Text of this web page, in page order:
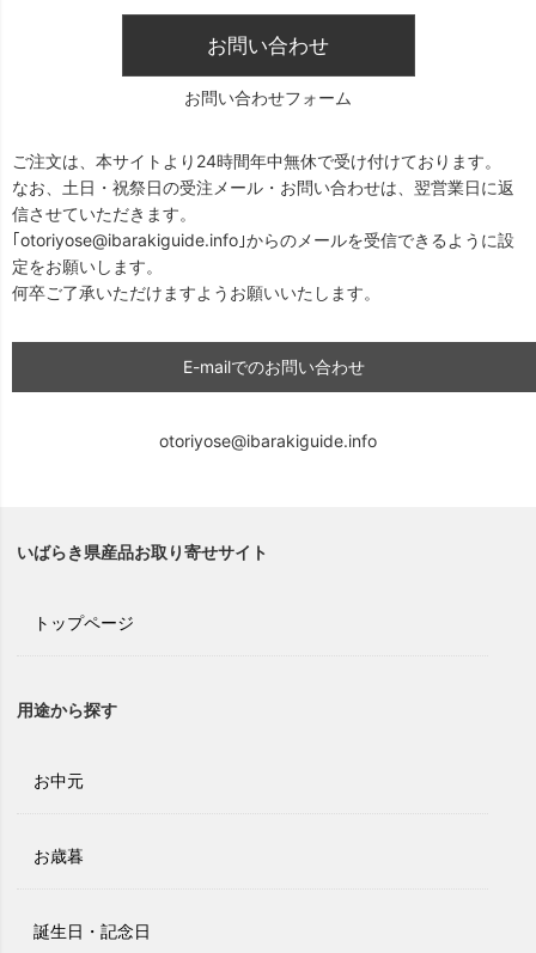
お問い合わせ
お問い合わせフォーム
ご注文は、本サイトより24時間年中無休で受け付けております。
なお、土日・祝祭日の受注メール・お問い合わせは、翌営業日に返
信させていただきます。
｢otoriyose@ibarakiguide.info｣からのメールを受信できるように設
定をお願いします。
何卒ご了承いただけますようお願いいたします。
E-mailでのお問い合わせ
otoriyose@ibarakiguide.info
いばらき県産品お取り寄せサイト
トップページ
用途から探す
お中元
お歳暮
誕生日・記念日